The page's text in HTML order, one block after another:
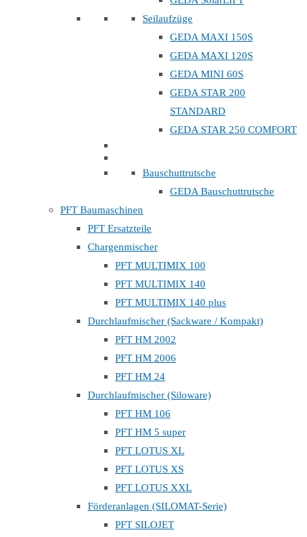
Seilaufzüge
GEDA MAXI 150S
GEDA MAXI 120S
GEDA MINI 60S
GEDA STAR 200
STANDARD
GEDA STAR 250 COMFORT
Bauschuttrutsche
GEDA Bauschuttrutsche
PFT Baumaschinen
PFT Ersatzteile
Chargenmischer
PFT MULTIMIX 100
PFT MULTIMIX 140
PFT MULTIMIX 140 plus
Durchlaufmischer (Sackware / Kompakt)
PFT HM 2002
PFT HM 2006
PFT HM 24
Durchlaufmischer (Siloware)
PFT HM 106
PFT HM 5 super
PFT LOTUS XL
PFT LOTUS XS
PFT LOTUS XXL
Förderanlagen (SILOMAT-Serie)
PFT SILOJET